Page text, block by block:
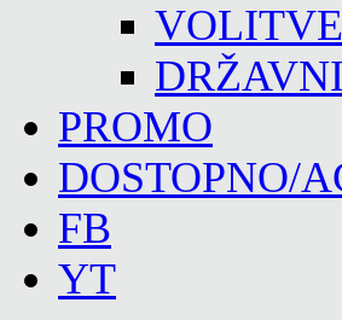
PROMO
DOSTOPNO/
FB
YT